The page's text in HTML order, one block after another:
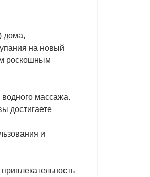
дома,
на новый
роскошным
массажа.
достигаете
и